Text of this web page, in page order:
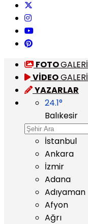
FOTOGALERİ
VİDEOGALERİ
YAZARLAR
24.1°
Balıkesir
İstanbul
Ankara
İzmir
Adana
Adıyaman
Afyon
Ağrı